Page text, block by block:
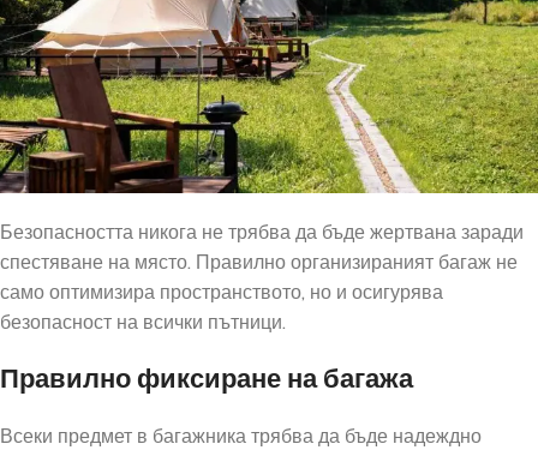
Безопасността никога не трябва да бъде жертвана заради
спестяване на място. Правилно организираният багаж не
само оптимизира пространството, но и осигурява
безопасност на всички пътници.
Правилно фиксиране на багажа
Всеки предмет в багажника трябва да бъде надеждно